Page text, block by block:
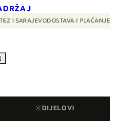
I SARAJEVODOSTAVA I PLAĆANJE
DIJELOVI